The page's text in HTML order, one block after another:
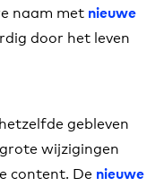
naam met nieuwe
door het leven
gebleven
wijzigingen
content. De nieuwe